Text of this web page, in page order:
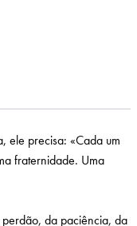
ele precisa: «Cada um
fraternidade. Uma
da paciência, da